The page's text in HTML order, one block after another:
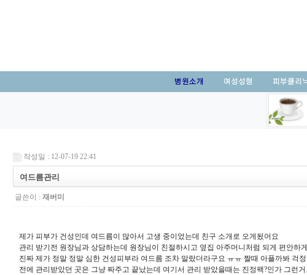
병원소개 여성성형 피부클리
작성일 : 12-07-19 22:41
여드름관리
글쓴이 : 재버미
제가 피부가 건성인데 여드름이 많아서 고생 중이었는데 친구 소개로 오게됬어요
관리 받기전 원장님과 상담하는데 원장님이 친절하시고 옆집 아주머니처럼 되게 편안하
진짜 제가 정말 정말 심한 건성피부라 여드름 조차 말랐더라구요 ㅠㅠ 짤때 아플까봐
전에 관리받았던 곳은 그냥 짜주고 끝났는데 여기서 관리 받았을때는 진정팩?인가 그